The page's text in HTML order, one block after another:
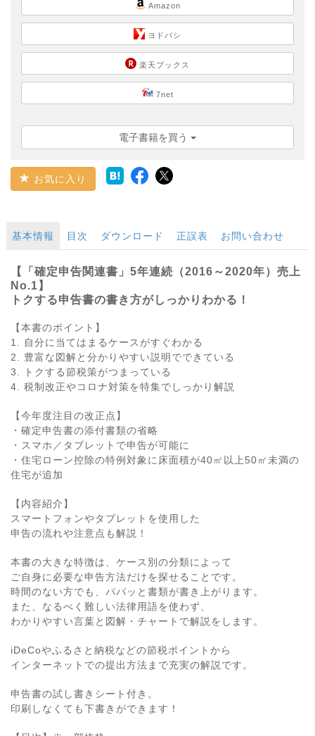
Amazon
ヨドバシ
楽天ブックス
7net
電子書籍を買う
お気に入り
基本情報 目次 ダウンロード 正誤表 お問い合わせ
【「確定申告関連書」5年連続（2016～2020年）売上
No.1】
トクする申告書の書き方がしっかりわかる！
【本書のポイント】
1. 自分に当てはまるケースがすぐわかる
2. 豊富な図解と分かりやすい説明でできている
3. トクする節税策がつまっている
4. 税制改正やコロナ対策を特集でしっかり解説
【今年度注目の改正点】
・確定申告書の添付書類の省略
・スマホ／タブレットで申告が可能に
・住宅ローン控除の特例対象に床面積が40㎡以上50㎡未満の
住宅が追加
【内容紹介】
スマートフォンやタブレットを使用した
申告の流れや注意点も解説！
本書の大きな特徴は、ケース別の分類によって
ご自身に必要な申告方法だけを探せることです。
時間のない方でも、パパッと書類が書き上がります。
また、なるべく難しい法律用語を使わず、
わかりやすい言葉と図解・チャートで解説をします。
iDeCoやふるさと納税などの節税ポイントから
インターネットでの提出方法まで充実の解説です。
申告書の試し書きシート付き。
印刷しなくても下書きができます！